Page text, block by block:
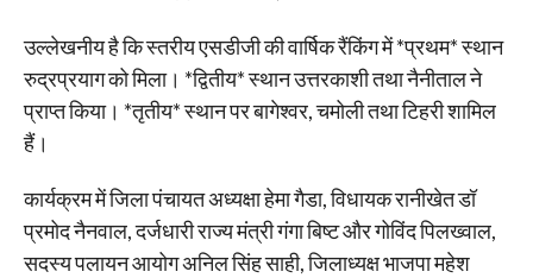
उल्लेखनीय है कि स्तरीय एसडीजी की वार्षिक रैंकिंग में *प्रथम* स्थान
रुद्रप्रयाग को मिला। *द्वितीय* स्थान उत्तरकाशी तथा नैनीताल ने
प्राप्त किया। *तृतीय* स्थान पर बागेश्वर, चमोली तथा टिहरी शामिल
हैं।
कार्यक्रम में जिला पंचायत अध्यक्षा हेमा गैडा, विधायक रानीखेत डॉ
प्रमोद नैनवाल, दर्जधारी राज्य मंत्री गंगा बिष्ट और गोविंद पिलख्वाल,
सदस्य पलायन आयोग अनिल सिंह साही, जिलाध्यक्ष भाजपा महेश